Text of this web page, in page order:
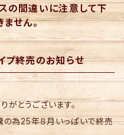
の間違いに注意して下
せん。
プ終売のお知らせ
がとうございます。
の為25年８月いっぱいで終売